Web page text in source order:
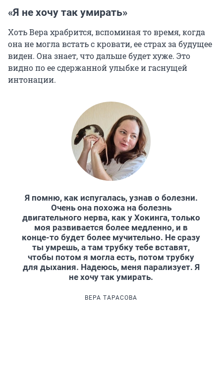
«Я не хочу так умирать»
Хоть Вера храбрится, вспоминая то время, когда
она не могла встать с кровати, ее страх за будущее
виден. Она знает, что дальше будет хуже. Это
видно по ее сдержанной улыбке и гаснущей
интонации.
Я помню, как испугалась, узнав о болезни.
Очень она похожа на болезнь
двигательного нерва, как у Хокинга, только
моя развивается более медленно, и в
конце-то будет более мучительно. Не сразу
ты умрешь, а там трубку тебе вставят,
чтобы потом я могла есть, потом трубку
для дыхания. Надеюсь, меня парализует. Я
не хочу так умирать.
ВЕРА ТАРАСОВА